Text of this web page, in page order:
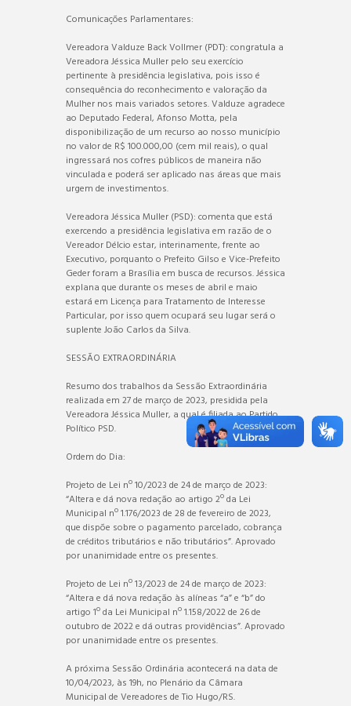
Comunicações Parlamentares:
Vereadora Valduze Back Vollmer (PDT): congratula a
Vereadora Jéssica Muller pelo seu exercício
pertinente à presidência legislativa, pois isso é
consequência do reconhecimento e valoração da
Mulher nos mais variados setores. Valduze agradece
ao Deputado Federal, Afonso Motta, pela
disponibilização de um recurso ao nosso município
no valor de R$ 100.000,00 (cem mil reais), o qual
ingressará nos cofres públicos de maneira não
vinculada e poderá ser aplicado nas áreas que mais
urgem de investimentos.
Vereadora Jéssica Muller (PSD): comenta que está
exercendo a presidência legislativa em razão de o
Vereador Délcio estar, interinamente, frente ao
Executivo, porquanto o Prefeito Gilso e Vice-Prefeito
Geder foram a Brasília em busca de recursos. Jéssica
explana que durante os meses de abril e maio
estará em Licença para Tratamento de Interesse
Particular, por isso quem ocupará seu lugar será o
suplente João Carlos da Silva.
SESSÃO EXTRAORDINÁRIA
Resumo dos trabalhos da Sessão Extraordinária
realizada em 27 de março de 2023, presidida pela
Vereadora Jéssica Muller, a qual é filiada ao Partido
Político PSD.
Ordem do Dia:
Projeto de Lei nº 10/2023 de 24 de março de 2023:
“Altera e dá nova redação ao artigo 2º da Lei
Municipal nº 1.176/2023 de 28 de fevereiro de 2023,
que dispõe sobre o pagamento parcelado, cobrança
de créditos tributários e não tributários”. Aprovado
por unanimidade entre os presentes.
Projeto de Lei nº 13/2023 de 24 de março de 2023:
“Altera e dá nova redação às alíneas “a” e “b” do
artigo 1º da Lei Municipal nº 1.158/2022 de 26 de
outubro de 2022 e dá outras providências”. Aprovado
por unanimidade entre os presentes.
A próxima Sessão Ordinária acontecerá na data de
10/04/2023, às 19h, no Plenário da Câmara
Municipal de Vereadores de Tio Hugo/RS.